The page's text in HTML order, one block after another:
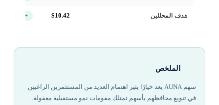
هدف المحللين $10.42
+99.0%
الملخص
سهم AUNA يعد خيارًا يثير اهتمام العديد من المستثمرين الراغبين
في تنويع محافظهم بأسهم تمتلك مقومات نمو مستقبلية معقولة.